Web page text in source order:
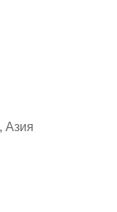
Азия